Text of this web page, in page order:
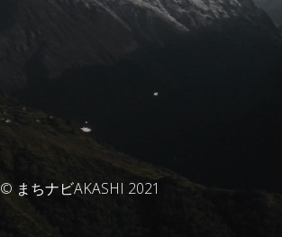
© まちナビAKASHI 2021